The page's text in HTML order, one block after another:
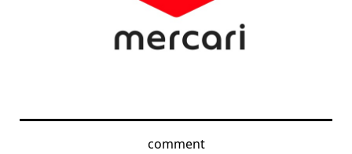
comment